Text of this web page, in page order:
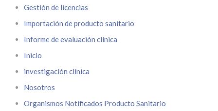
Gestión de licencias
Importación de producto sanitario
Informe de evaluación clínica
Inicio
investigación clínica
Nosotros
Organismos Notificados Producto Sanitario